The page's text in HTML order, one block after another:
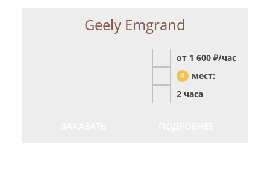
Geely Emgrand
от 1 600 ₽/час
4
мест:
2 часа